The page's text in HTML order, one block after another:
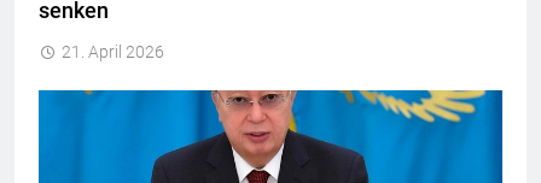
senken
21. April 2026